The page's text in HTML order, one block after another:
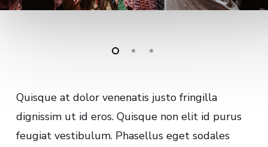
Quisque at dolor venenatis justo fringilla
dignissim ut id eros. Quisque non elit id purus
feugiat vestibulum. Phasellus eget sodales